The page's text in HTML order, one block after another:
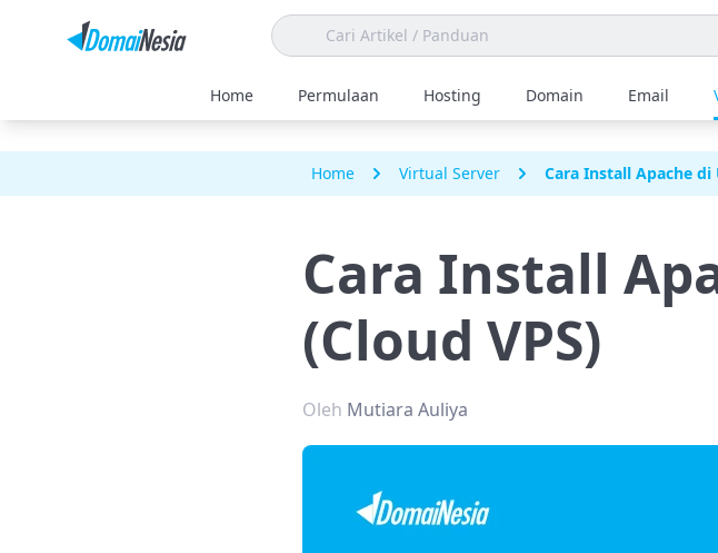
Home Permulaan Hosting Domain Email
Home Virtual Server Cara Install Apache di
Cara Install
(Cloud VPS)
Oleh Mutiara Auliya